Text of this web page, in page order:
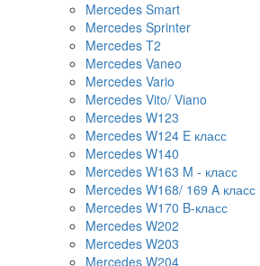
Mercedes Smart
Mercedes Sprinter
Mercedes T2
Mercedes Vaneo
Mercedes Vario
Mercedes Vito/ Viano
Mercedes W123
Mercedes W124 E класс
Mercedes W140
Mercedes W163 M - класс
Mercedes W168/ 169 A класс
Mercedes W170 B-класс
Mercedes W202
Mercedes W203
Mercedes W204